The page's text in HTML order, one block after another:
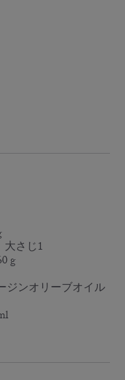
さじ1
g
ンオリーブオイル